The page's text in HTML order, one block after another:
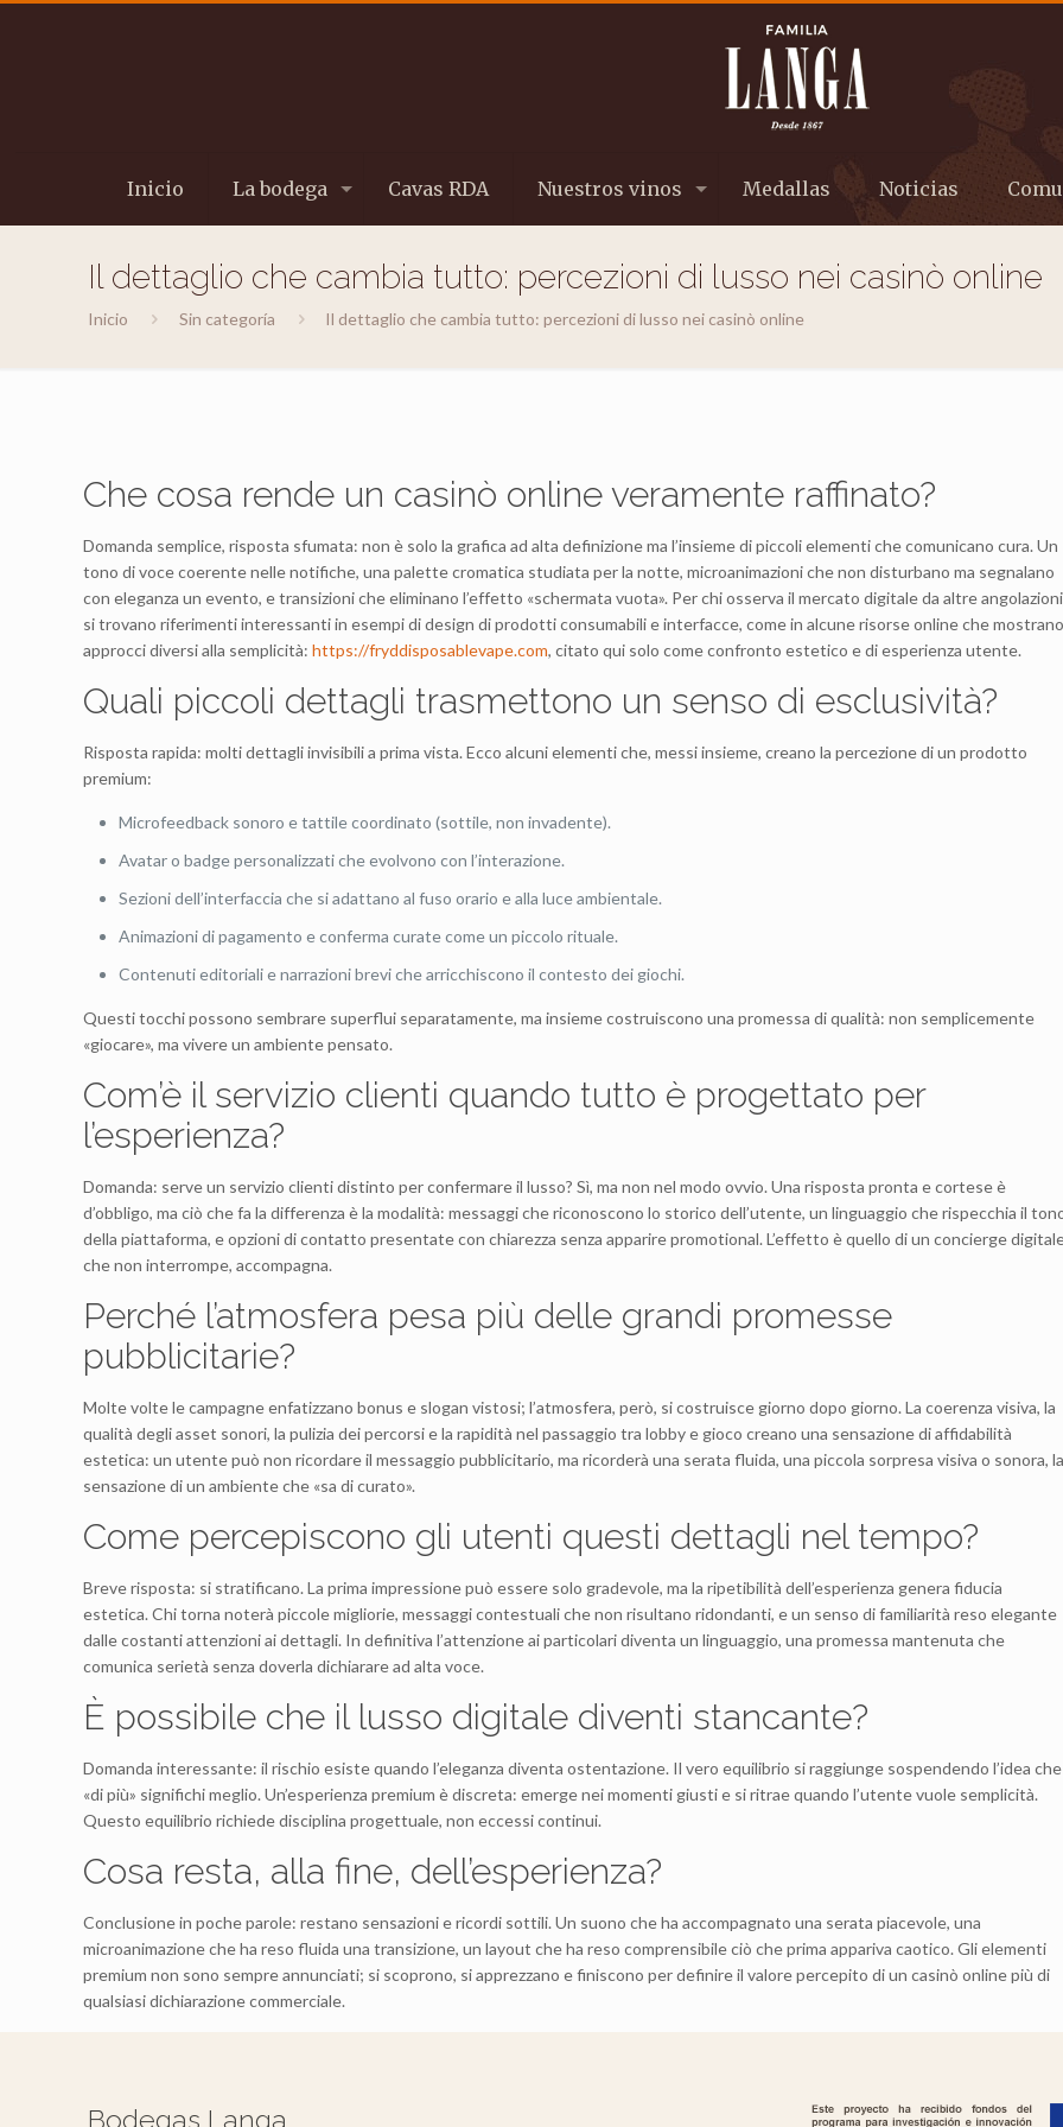
Inicio La bodega Cavas RDA Nuestros vinos Medallas Noticias
Il dettaglio che cambia tutto: percezioni di lusso nei casinò online
Inicio Sin categoría Il dettaglio che cambia tutto: percezioni di lusso nei casinò online
Che cosa rende un casinò online veramente raffinato?
Domanda semplice, risposta sfumata: non è solo la grafica ad alta definizione ma l’insieme di piccoli elementi che comunicano cura. Un
tono di voce coerente nelle notifiche, una palette cromatica studiata per la notte, microanimazioni che non disturbano ma segnalano
con eleganza un evento, e transizioni che eliminano l’effetto «schermata vuota». Per chi osserva il mercato digitale da altre
si trovano riferimenti interessanti in esempi di design di prodotti consumabili e interfacce, come in alcune risorse online che mostrano
approcci diversi alla semplicità:https://fryddisposablevape.com, citato qui solo come confronto estetico e di esperienza utente.
Quali piccoli dettagli trasmettono un senso di esclusività?
Risposta rapida: molti dettagli invisibili a prima vista. Ecco alcuni elementi che, messi insieme, creano la percezione di un prodotto
premium:
Microfeedback sonoro e tattile coordinato (sottile, non invadente).
Avatar o badge personalizzati che evolvono con l’interazione.
Sezioni dell’interfaccia che si adattano al fuso orario e alla luce ambientale.
Animazioni di pagamento e conferma curate come un piccolo rituale.
Contenuti editoriali e narrazioni brevi che arricchiscono il contesto dei giochi.
Questi tocchi possono sembrare superflui separatamente, ma insieme costruiscono una promessa di qualità: non semplicemente
«giocare», ma vivere un ambiente pensato.
Com’è il servizio clienti quando tutto è progettato per
l’esperienza?
Domanda: serve un servizio clienti distinto per confermare il lusso? Sì, ma non nel modo ovvio. Una risposta pronta e cortese è
d’obbligo, ma ciò che fa la differenza è la modalità: messaggi che riconoscono lo storico dell’utente, un linguaggio che rispecchia il
della piattaforma, e opzioni di contatto presentate con chiarezza senza apparire promotional. L’effetto è quello di un concierge
che non interrompe, accompagna.
Perché l’atmosfera pesa più delle grandi promesse
pubblicitarie?
Molte volte le campagne enfatizzano bonus e slogan vistosi; l’atmosfera, però, si costruisce giorno dopo giorno. La coerenza visiva, la
qualità degli asset sonori, la pulizia dei percorsi e la rapidità nel passaggio tra lobby e gioco creano una sensazione di affidabilità
estetica: un utente può non ricordare il messaggio pubblicitario, ma ricorderà una serata fluida, una piccola sorpresa visiva o sonora, la
sensazione di un ambiente che «sa di curato».
Come percepiscono gli utenti questi dettagli nel tempo?
Breve risposta: si stratificano. La prima impressione può essere solo gradevole, ma la ripetibilità dell’esperienza genera fiducia
estetica. Chi torna noterà piccole migliorie, messaggi contestuali che non risultano ridondanti, e un senso di familiarità reso elegante
dalle costanti attenzioni ai dettagli. In definitiva l’attenzione ai particolari diventa un linguaggio, una promessa mantenuta che
comunica serietà senza doverla dichiarare ad alta voce.
È possibile che il lusso digitale diventi stancante?
Domanda interessante: il rischio esiste quando l’eleganza diventa ostentazione. Il vero equilibrio si raggiunge sospendendo l’idea che
«di più» significhi meglio. Un’esperienza premium è discreta: emerge nei momenti giusti e si ritrae quando l’utente vuole semplicità.
Questo equilibrio richiede disciplina progettuale, non eccessi continui.
Cosa resta, alla fine, dell’esperienza?
Conclusione in poche parole: restano sensazioni e ricordi sottili. Un suono che ha accompagnato una serata piacevole, una
microanimazione che ha reso fluida una transizione, un layout che ha reso comprensibile ciò che prima appariva caotico. Gli elementi
premium non sono sempre annunciati; si scoprono, si apprezzano e finiscono per definire il valore percepito di un casinò online più di
qualsiasi dichiarazione commerciale.
Bodegas Langa